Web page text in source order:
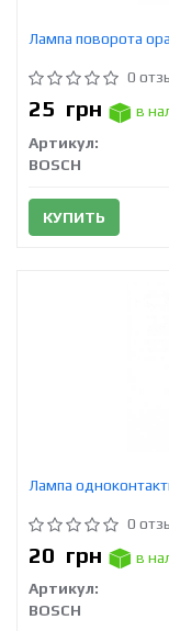
Лампа поворота
0
25 грн
в
Артикул:
BOSCH
КУПИТЬ
Лампа
0
20 грн
в
Артикул:
BOSCH